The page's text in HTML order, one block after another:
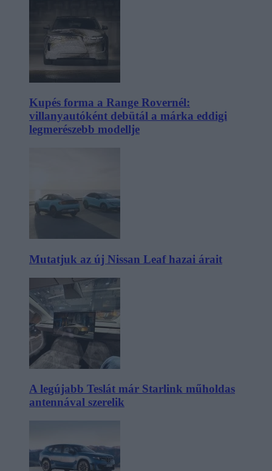
Kupés forma a Range Rovernél:
villanyautóként debütál a márka eddigi
legmerészebb modellje
Mutatjuk az új Nissan Leaf hazai árait
A legújabb Teslát már Starlink műholdas
antennával szerelik